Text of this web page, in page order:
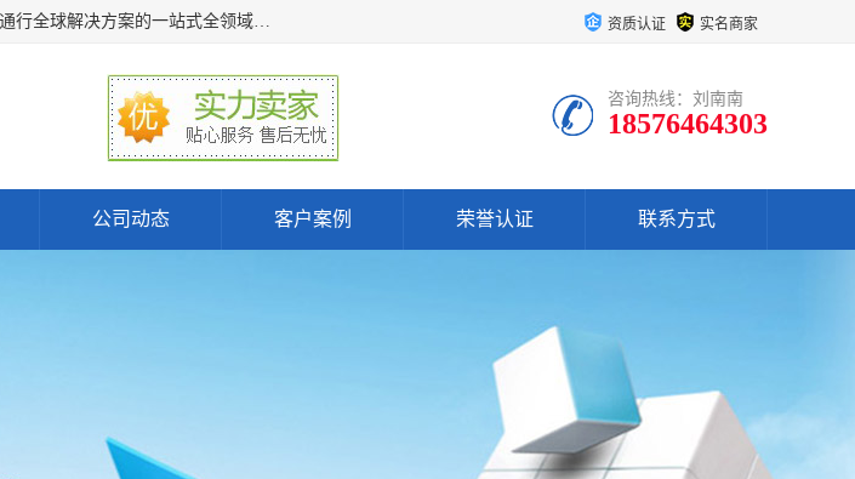
深圳万检通科技有限公司主营:iso9001质量认证机构及质检报告流程，为众多行业和产品提供通行全球解决方案的一站式全领域公共检测、鉴定、验货、srrc认证,质量检测认证及CE认证公司，帮助企业应对全球各种技术贸易壁垒，提升企业竞争优势，满足其对品质的高标准要求。 资质认证 实名商家
咨询热线：刘南南
18576464303
公司动态 客户案例 荣誉认证 联系方式